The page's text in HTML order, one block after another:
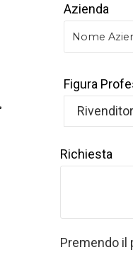
Azienda
Figura
Richiesta
Premendo il